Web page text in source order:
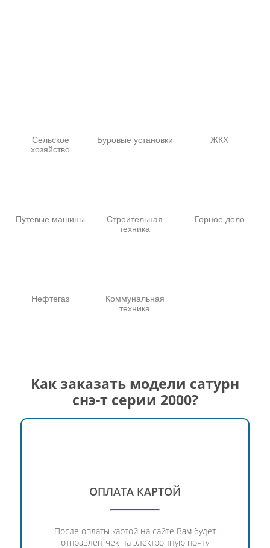
Сельское
хозяйство
Буровые установки ЖКХ
Путевые машины
Строительная
техника
Горное дело
Нефтегаз
Коммунальная
техника
Как заказать модели сатурн
снэ-т серии 2000?
ОПЛАТА КАРТОЙ
После оплаты картой на сайте Вам будет
отправлен чек на электронную почту